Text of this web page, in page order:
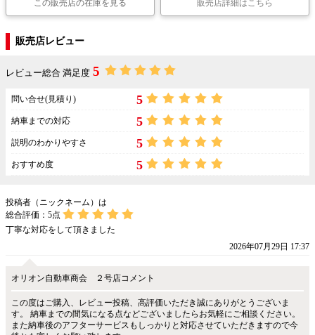
この販売店の在庫を見る 販売店詳細はこちら
販売店レビュー
レビュー総合 満足度 5
問い合せ(見積り) 5
納車までの対応 5
説明のわかりやすさ 5
おすすめ度 5
投稿者（ニックネーム）は
総合評価： 5点
丁寧な対応をして頂きました
2026年07月29日 17:37
オリオン自動車商会 ２号店コメント
この度はご購入、レビュー投稿、高評価いただき誠にありがとうございま
す。 納車までの間気になる点などございましたらお気軽にご相談ください。
また納車後のアフターサービスもしっかりと対応させていただきますので今